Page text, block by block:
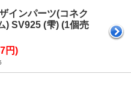
インパーツ(コネク
) SV925 (雫) (1個売
円)